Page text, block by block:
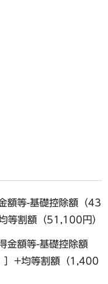
額等-基礎控除額（43
等割額（51,100円）
金額等-基礎控除額
］+均等割額（1,400